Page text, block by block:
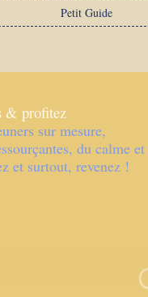
Petit Guide
& profitez
sur mesure,
du calme et
et surtout, revenez !